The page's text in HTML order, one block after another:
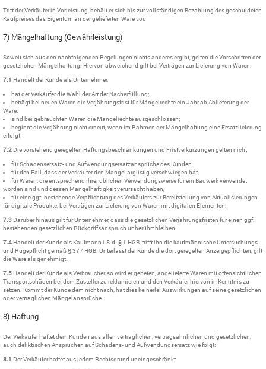
Tritt der Verkäufer in Vorleistung, behält er sich bis zur vollständigen Bezahlung des geschuldeten
Kaufpreises das Eigentum an der gelieferten Ware vor.
7) Mängelhaftung (Gewährleistung)
Soweit sich aus den nachfolgenden Regelungen nichts anderes ergibt, gelten die Vorschriften der
gesetzlichen Mängelhaftung. Hiervon abweichend gilt bei Verträgen zur Lieferung von Waren:
7.1 Handelt der Kunde als Unternehmer,
hat der Verkäufer die Wahl der Art der Nacherfüllung;
beträgt bei neuen Waren die Verjährungsfrist für Mängelrechte ein Jahr ab Ablieferung der
Ware;
sind bei gebrauchten Waren die Mängelrechte ausgeschlossen;
beginnt die Verjährung nicht erneut, wenn im Rahmen der Mängelhaftung eine Ersatzlieferung
erfolgt.
7.2 Die vorstehend geregelten Haftungsbeschränkungen und Fristverkürzungen gelten nicht
für Schadensersatz- und Aufwendungsersatzansprüche des Kunden,
für den Fall, dass der Verkäufer den Mangel arglistig verschwiegen hat,
für Waren, die entsprechend ihrer üblichen Verwendungsweise für ein Bauwerk verwendet
worden sind und dessen Mangelhaftigkeit verursacht haben,
für eine ggf. bestehende Verpflichtung des Verkäufers zur Bereitstellung von Aktualisierungen
für digitale Produkte, bei Verträgen zur Lieferung von Waren mit digitalen Elementen.
7.3 Darüber hinaus gilt für Unternehmer, dass die gesetzlichen Verjährungsfristen für einen ggf.
bestehenden gesetzlichen Rückgriffsanspruch unberührt bleiben.
7.4 Handelt der Kunde als Kaufmann i.S.d. § 1 HGB, trifft ihn die kaufmännische Untersuchungs-
und Rügepflicht gemäß § 377 HGB. Unterlässt der Kunde die dort geregelten Anzeigepflichten, gilt
die Ware als genehmigt.
7.5 Handelt der Kunde als Verbraucher, so wird er gebeten, angelieferte Waren mit offensichtlichen
Transportschäden bei dem Zusteller zu reklamieren und den Verkäufer hiervon in Kenntnis zu
setzen. Kommt der Kunde dem nicht nach, hat dies keinerlei Auswirkungen auf seine gesetzlichen
oder vertraglichen Mängelansprüche.
8) Haftung
Der Verkäufer haftet dem Kunden aus allen vertraglichen, vertragsähnlichen und gesetzlichen,
auch deliktischen Ansprüchen auf Schadens- und Aufwendungsersatz wie folgt:
8.1 Der Verkäufer haftet aus jedem Rechtsgrund uneingeschränkt